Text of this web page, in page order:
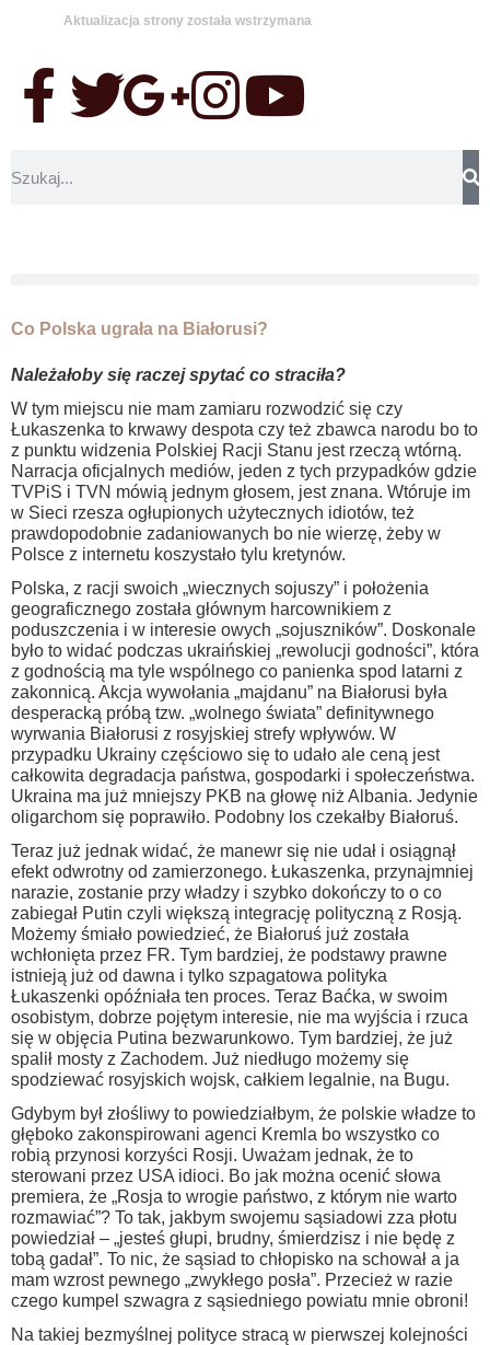
Aktualizacja strony została wstrzymana
Co Polska ugrała na Białorusi?
Należałoby się raczej spytać co straciła?
W tym miejscu nie mam zamiaru rozwodzić się czy
Łukaszenka to krwawy despota czy też zbawca narodu bo to
z punktu widzenia Polskiej Racji Stanu jest rzeczą wtórną.
Narracja oficjalnych mediów, jeden z tych przypadków gdzie
TVPiS i TVN mówią jednym głosem, jest znana. Wtóruje im
w Sieci rzesza ogłupionych użytecznych idiotów, też
prawdopodobnie zadaniowanych bo nie wierzę, żeby w
Polsce z internetu koszystało tylu kretynów.
Polska, z racji swoich „wiecznych sojuszy” i położenia
geograficznego została głównym harcownikiem z
poduszczenia i w interesie owych „sojuszników”. Doskonale
było to widać podczas ukraińskiej „rewolucji godności”, która
z godnością ma tyle wspólnego co panienka spod latarni z
zakonnicą. Akcja wywołania „majdanu” na Białorusi była
desperacką próbą tzw. „wolnego świata” definitywnego
wyrwania Białorusi z rosyjskiej strefy wpływów. W
przypadku Ukrainy częściowo się to udało ale ceną jest
całkowita degradacja państwa, gospodarki i społeczeństwa.
Ukraina ma już mniejszy PKB na głowę niż Albania. Jedynie
oligarchom się poprawiło. Podobny los czekałby Białoruś.
Teraz już jednak widać, że manewr się nie udał i osiągnął
efekt odwrotny od zamierzonego. Łukaszenka, przynajmniej
narazie, zostanie przy władzy i szybko dokończy to o co
zabiegał Putin czyli większą integrację polityczną z Rosją.
Możemy śmiało powiedzieć, że Białoruś już została
wchłonięta przez FR. Tym bardziej, że podstawy prawne
istnieją już od dawna i tylko szpagatowa polityka
Łukaszenki opóźniała ten proces. Teraz Baćka, w swoim
osobistym, dobrze pojętym interesie, nie ma wyjścia i rzuca
się w objęcia Putina bezwarunkowo. Tym bardziej, że już
spalił mosty z Zachodem. Już niedługo możemy się
spodziewać rosyjskich wojsk, całkiem legalnie, na Bugu.
Gdybym był złośliwy to powiedziałbym, że polskie władze to
głęboko zakonspirowani agenci Kremla bo wszystko co
robią przynosi korzyści Rosji. Uważam jednak, że to
sterowani przez USA idioci. Bo jak można ocenić słowa
premiera, że „Rosja to wrogie państwo, z którym nie warto
rozmawiać”? To tak, jakbym swojemu sąsiadowi zza płotu
powiedział – „jesteś głupi, brudny, śmierdzisz i nie będę z
tobą gadał”. To nic, że sąsiad to chłopisko na schował a ja
mam wzrost pewnego „zwykłego posła”. Przecież w razie
czego kumpel szwagra z sąsiedniego powiatu mnie obroni!
Na takiej bezmyślnej polityce stracą w pierwszej kolejności